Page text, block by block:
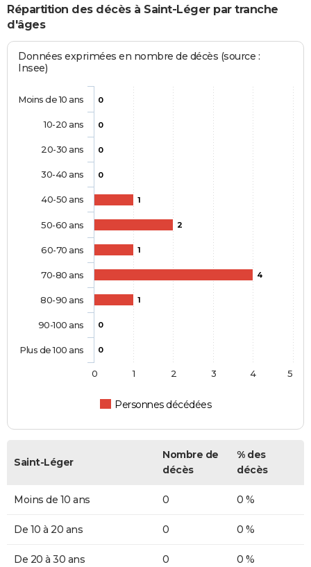
Répartition des décès à Saint-Léger par tranche
d'âges
Données exprimées en nombre de décès (source :
Insee)
0
0
0
0
1
2
1
4
1
0
0
Personnes décédées
Moins de 10 ans
10-20 ans
20-30 ans
30-40 ans
40-50 ans
50-60 ans
60-70 ans
70-80 ans
80-90 ans
90-100 ans
Plus de 100 ans
0 1 2 3 4 5
Saint-Léger
Nombre de
décès
% des
décès
Moins de 10 ans 0 0 %
De 10 à 20 ans 0 0 %
De 20 à 30 ans 0 0 %